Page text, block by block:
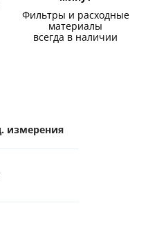
Фильтры и расходные
материалы
всегда в наличии
измерения